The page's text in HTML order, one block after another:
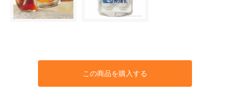
この商品を購入する